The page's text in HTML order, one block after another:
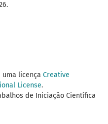
licença Creative
License.
de Iniciação Científica